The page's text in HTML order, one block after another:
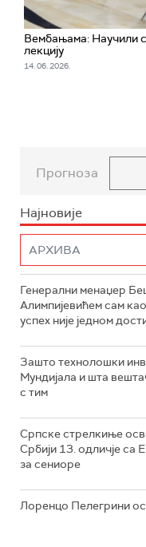
Вембањама: Научили
лекцију
14. 06. 2026.
Прогноза
Најновије
Генерални менаџер
Алимпијевићем сам
успех није једном
Зашто технолошки
Мундијала и шта
с тим
Српске стрелкиње
Србији 13. одличје са
за сениоре
Лоренцо Пелегрини